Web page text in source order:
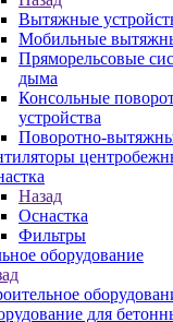
Вытяжные
Мобильные
Пряморельсовые
дыма
Консольные
устройства
Поворотно-
Назад
Оснастка
Фильтры
оборудование
для